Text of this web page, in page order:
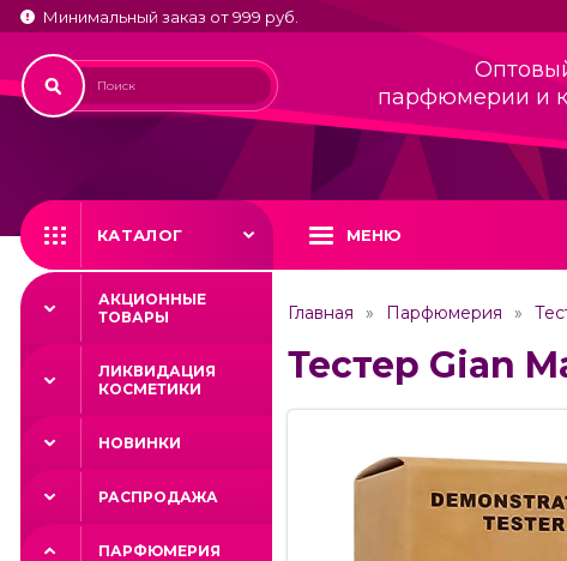
Минимальный заказ от 999 руб.
парфюмерии и
КАТАЛОГ МЕНЮ
АКЦИОННЫЕ
ТОВАРЫ
ЛИКВИДАЦИЯ
КОСМЕТИКИ
НОВИНКИ
РАСПРОДАЖА
ПАРФЮМЕРИЯ
Главная Парфюмерия
Тестер Gian